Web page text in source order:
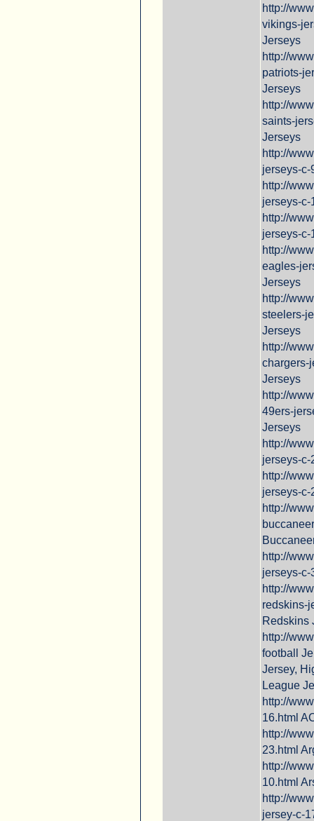
http://
vikings-
Jerseys
http://
patriots-
Jerseys
http://
saints-
Jerseys
http://
jerseys-c-
http://
jerseys-c-
http://
jerseys-
http://
eagles-
Jerseys
http://
steelers-
Jerseys
http://
chargers-
Jerseys
http://
49ers-
Jerseys
http://
jerseys-
http://
jerseys-
http://
http://
jerseys-c-
http://
redskins-
Redskins
http://
football
Jersey,
League
http://
16.html
http://
23.html
http://
10.html
http://
jersey-c-